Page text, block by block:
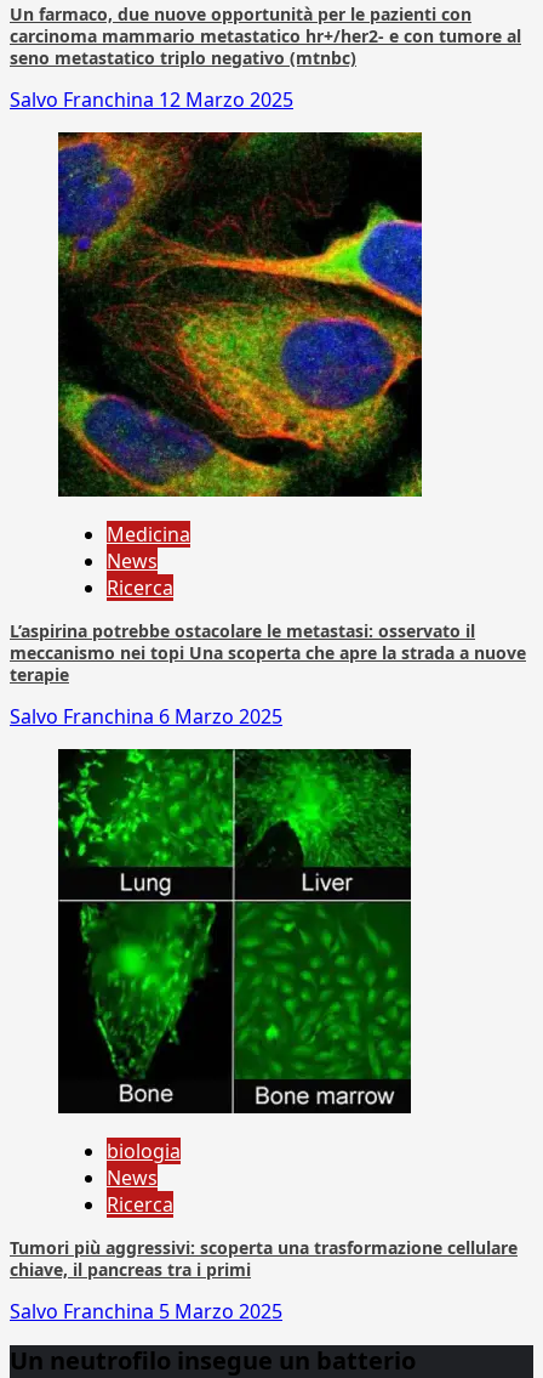
Un farmaco, due nuove opportunità per le pazienti con
carcinoma mammario metastatico hr+/her2- e con tumore al
seno metastatico triplo negativo (mtnbc)
Salvo Franchina 12 Marzo 2025
Medicina
News
Ricerca
L’aspirina potrebbe ostacolare le metastasi: osservato il
meccanismo nei topi Una scoperta che apre la strada a nuove
terapie
Salvo Franchina 6 Marzo 2025
biologia
News
Ricerca
Tumori più aggressivi: scoperta una trasformazione cellulare
chiave, il pancreas tra i primi
Salvo Franchina 5 Marzo 2025
Un neutrofilo insegue un batterio